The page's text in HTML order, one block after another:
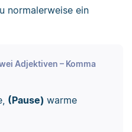
normalerweise ein
Adjektiven – Komma
(Pause) warme